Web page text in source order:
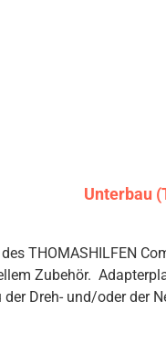
großer
Rufen Sie einfach unter
Unterbau
THOMASHILFEN
Zubehör.
Dreh- und/oder der